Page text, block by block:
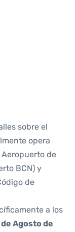
sobre el
opera
de
BCN) y
de
a los
Agosto de